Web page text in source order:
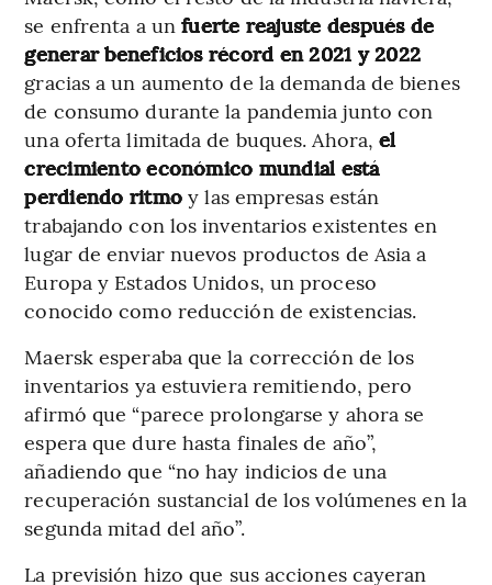
se enfrenta a unfuerte reajuste después de
generar beneficios récord en 2021 y 2022
gracias a un aumento de la demanda de bienes
de consumo durante la pandemia junto con
una oferta limitada de buques. Ahora,el
crecimiento económico mundial está
perdiendo ritmoy las empresas están
trabajando con los inventarios existentes en
lugar de enviar nuevos productos de Asia a
Europa y Estados Unidos, un proceso
conocido como reducción de existencias.
Maersk esperaba que la corrección de los
inventarios ya estuviera remitiendo, pero
afirmó que “parece prolongarse y ahora se
espera que dure hasta finales de año”,
añadiendo que “no hay indicios de una
recuperación sustancial de los volúmenes en la
segunda mitad del año”.
La previsión hizo que sus acciones cayeran